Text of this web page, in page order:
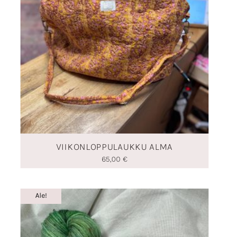
VIIKONLOPPULAUKKU ALMA
65,00 €
Ale!
Alkuperäinen
oli:
24,00 €.
Nykyinen